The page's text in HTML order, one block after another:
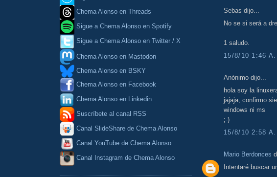
Chema Alonso en Threads
Sigue a Chema Alonso en Spotify
Sigue a Chema Alonso en Twitter / X
Chema Alonso en Mastodon
Chema Alonso en BSKY
Chema Alonso en Facebook
Chema Alonso en Linkedin
Suscríbete al canal RSS
Canal SlideShare de Chema Alonso
Canal YouTube de Chema Alonso
Canal Instagram de Chema Alonso
Sebas dijo...
No se si será a
1 saludo.
15/8/10 1:46 A.
Anónimo dijo...
hola soy la
jajaja, confirmo
windows ni ms
;-)
15/8/10 2:58 A.
Mario Berdonces
Intentaré buscar